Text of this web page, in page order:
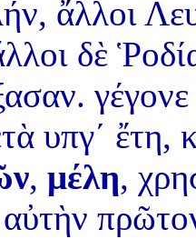
ἄλλοι
δὲ
υπγʹ ἔτη,
, μέλη,
αὐτὴν